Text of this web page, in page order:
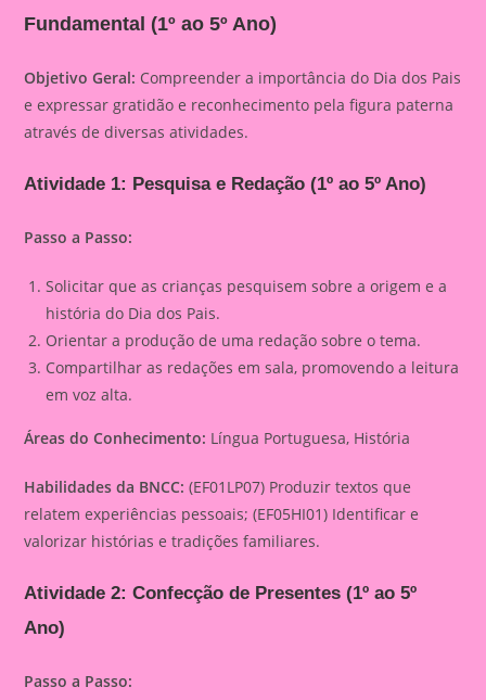
Fundamental (1º ao 5º Ano)
Objetivo Geral: Compreender a importância do Dia dos Pais
e expressar gratidão e reconhecimento pela figura paterna
através de diversas atividades.
Atividade 1: Pesquisa e Redação (1º ao 5º Ano)
Passo a Passo:
Solicitar que as crianças pesquisem sobre a origem e a
história do Dia dos Pais.
Orientar a produção de uma redação sobre o tema.
Compartilhar as redações em sala, promovendo a leitura
em voz alta.
Áreas do Conhecimento: Língua Portuguesa, História
Habilidades da BNCC: (EF01LP07) Produzir textos que
relatem experiências pessoais; (EF05HI01) Identificar e
valorizar histórias e tradições familiares.
Atividade 2: Confecção de Presentes (1º ao 5º
Ano)
Passo a Passo: